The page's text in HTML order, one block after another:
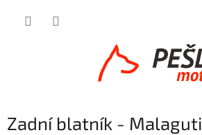
Zadní blatník - Malaguti